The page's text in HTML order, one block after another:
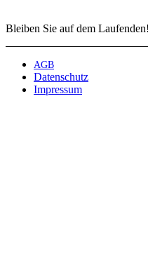
Bleiben Sie auf dem Laufenden!
AGB
Datenschutz
Impressum